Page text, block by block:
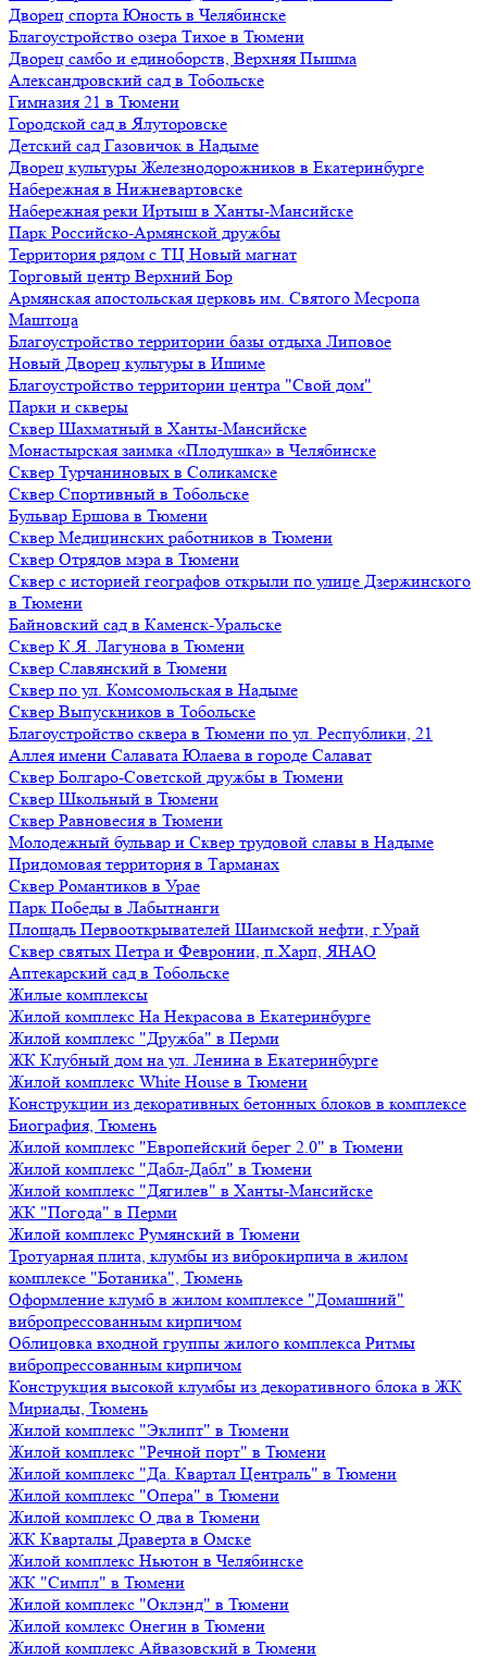
Дворец спорта Юность в Челябинске
Благоустройство озера Тихое в Тюмени
Дворец самбо и единоборств, Верхняя Пышма
Александровский сад в Тобольске
Гимназия 21 в Тюмени
Городской сад в Ялуторовске
Детский сад Газовичок в Надыме
Дворец культуры Железнодорожников в Екатеринбурге
Набережная в Нижневартовске
Набережная реки Иртыш в Ханты-Мансийске
Парк Российско-Армянской дружбы
Территория рядом с ТЦ Новый магнат
Торговый центр Верхний Бор
Армянская апостольская церковь им. Святого Месропа
Маштоца
Благоустройство территории базы отдыха Липовое
Нoвый Двoрeц культуры в Ишимe
Благоустройство территории центра "Свой дом"
Парки и скверы
Сквер Шахматный в Ханты-Мансийске
Монастырская заимка «Плодушка» в Челябинске
Сквер Турчаниновых в Соликамске
Сквер Спортивный в Тобольске
Бульвар Ершова в Тюмени
Сквер Медицинских работников в Тюмени
Сквер Отрядов мэра в Тюмени
Сквер с историей географов открыли по улице Дзержинского
в Тюмени
Байновский сад в Каменск-Уральске
Сквер К.Я. Лагунова в Тюмени
Сквер Славянский в Тюмени
Сквер по ул. Комсомольская в Надыме
Сквер Выпускников в Тобольске
Благоустройство сквера в Тюмени по ул. Республики, 21
Аллея имени Салавата Юлаева в городе Салават
Сквер Болгаро-Советской дружбы в Тюмени
Сквер Школьный в Тюмени
Сквер Равновесия в Тюмени
Молодежный бульвар и Сквер трудовой славы в Надыме
Придомовая территория в Тарманах
Сквер Романтиков в Урае
Парк Победы в Лабытнанги
Площадь Первооткрывателей Шаимской нефти, г.Урай
Сквер святых Петра и Февронии, п.Харп, ЯНАО
Аптекарский сад в Тобольске
Жилые комплексы
Жилой комплекс На Некрасова в Екатеринбурге
Жилой комплекс "Дружба" в Перми
ЖК Клубный дом на ул. Ленина в Екатеринбурге
Жилой комплекс White House в Тюмени
Конструкции из декоративных бетонных блоков в комплексе
Биография, Тюмень
Жилой комплекс "Европейский берег 2.0" в Тюмени
Жилой комплекс "Дабл-Дабл" в Тюмени
Жилой комплекс "Дягилев" в Ханты-Мансийске
ЖК "Погода" в Перми
Жилой комплекс Румянский в Тюмени
Тротуарная плита, клумбы из виброкирпича в жилом
комплексе "Ботаника", Тюмень
Оформление клумб в жилом комплексе "Домашний"
вибропрессованным кирпичом
Облицовка входной группы жилого комплекса Ритмы
вибропрессованным кирпичом
Конструкция высокой клумбы из декоративного блока в ЖК
Мириады, Тюмень
Жилой комплекс "Эклипт" в Тюмени
Жилой комплекс "Речной порт" в Тюмени
Жилой комплекс "Да. Квартал Централь" в Тюмени
Жилой комплекс "Опера" в Тюмени
Жилой комплекс О два в Тюмени
ЖК Кварталы Драверта в Омске
Жилой комплекс Ньютон в Челябинске
ЖК "Симпл" в Тюмени
Жилой комплекс "Оклэнд" в Тюмени
Жилой комлекс Онегин в Тюмени
Жилой комплекс Айвазовский в Тюмени